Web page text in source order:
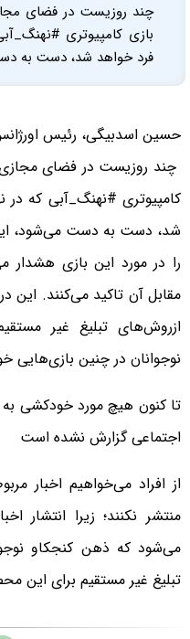
چند روزیست در فضای
بازی کامپیوتری
فرد خواهد شد، دست به
حسین اسدبیگی، رئیس
چند روزیست در فضای
کامپیوتری #نهنگ_آبی که
شد، دست به دست می‌شود،
را در مورد این بازی هشدار
مقابل آن تاکید می‌کنند.
ازروش‌های تبلیغ غیر
نوجوانان در چنین بازی‌هایی
تا کنون هیچ مورد خودکشی
اجتماعی گزارش نشده است
از افراد می‌خواهیم اخبار
منتشر نکنند؛ زیرا انتشار
می‌شود که ذهن کنجکاو
تبلیغ غیر مستقیم برای این